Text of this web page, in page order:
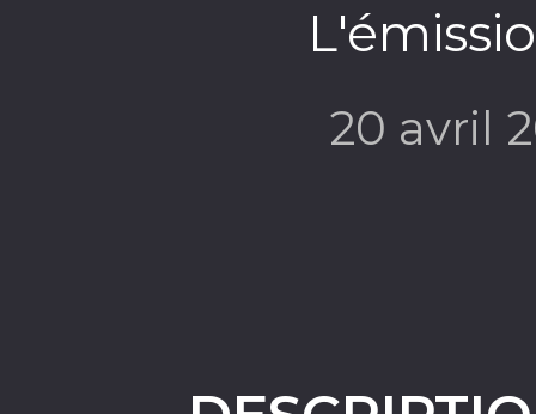
20 avril